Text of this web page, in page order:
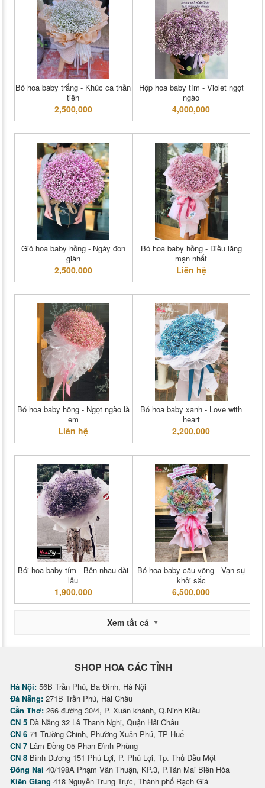
Bó hoa baby trắng - Khúc ca thần
tiên
2,500,000
Hộp hoa baby tím - Violet ngọt
ngào
4,000,000
Giỏ hoa baby hồng - Ngày đơn
giản
2,500,000
Bó hoa baby hồng - Điều lãng
mạn nhất
Liên hệ
Bó hoa baby hồng - Ngọt ngào là
em
Liên hệ
Bó hoa baby xanh - Love with
heart
2,200,000
Bói hoa baby tím - Bên nhau dài
lâu
1,900,000
Bó hoa baby cầu vồng - Vạn sự
khởi sắc
6,500,000
Xem tất cả
SHOP HOA CÁC TỈNH
Hà Nội: 56B Trần Phú, Ba Đình, Hà Nội
Đà Nẵng: 271B Trần Phú, Hải Châu
Cần Thơ: 266 đường 30/4, P. Xuân khánh, Q.Ninh Kiều
CN 5 Đà Nẵng 32 Lê Thanh Nghị, Quận Hải Châu
CN 6 71 Trường Chinh, Phường Xuân Phú, TP Huế
CN 7 Lâm Đồng 05 Phan Đình Phùng
CN 8 Bình Dương 151 Phú Lợi, P. Phú Lợi, Tp. Thủ Dầu Một
Đồng Nai 40/198A Phạm Văn Thuận, KP.3, P.Tân Mai Biên Hòa
Kiên Giang 418 Nguyễn Trung Trực, Thành phố Rạch Giá